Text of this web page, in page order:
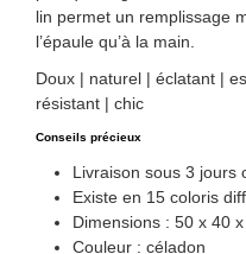
lin permet un remplissage
l’épaule qu’à la main.
Doux | naturel | éclatant |
résistant | chic
Conseils précieux
Livraison sous 3 jours
Existe en 15 coloris
Dimensions : 50 x 40
Couleur : céladon